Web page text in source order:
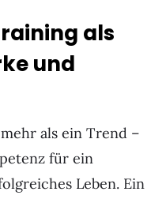
als
und
als ein Trend –
für ein
Leben. Ein